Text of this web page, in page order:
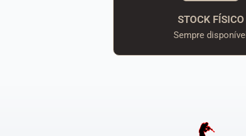
STOCK FÍSICO
Sempre disponível